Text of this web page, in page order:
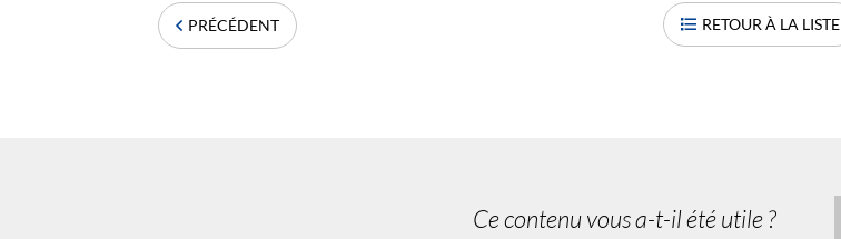
PRÉCÉDENT RETOUR À LA LISTE
Ce contenu vous a-t-il été utile ?